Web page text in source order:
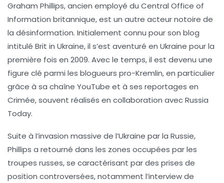
Graham Phillips, ancien employé du Central Office of
Information britannique, est un autre acteur notoire de
la désinformation. Initialement connu pour son blog
intitulé Brit in Ukraine, il s’est aventuré en Ukraine pour la
première fois en 2009. Avec le temps, il est devenu une
figure clé parmi les blogueurs pro-Kremlin, en particulier
grâce à sa chaîne YouTube et à ses reportages en
Crimée, souvent réalisés en collaboration avecRussia
Today.
Suite à l’invasion massive de l’Ukraine par la Russie,
Phillips a retourné dans les zones occupées par les
troupes russes, se caractérisant par des prises de
position controversées, notamment l’interview de